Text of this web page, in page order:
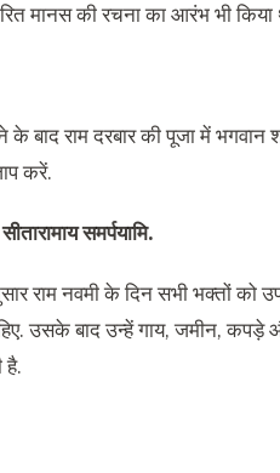
मानस की रचना का आरंभ भी किया
के बाद राम दरबार की पूजा में
करें.
समर्पयामि.
राम नवमी के दिन सभी भक्तों को
उसके बाद उन्हें गाय, जमीन, कपड़े
है.